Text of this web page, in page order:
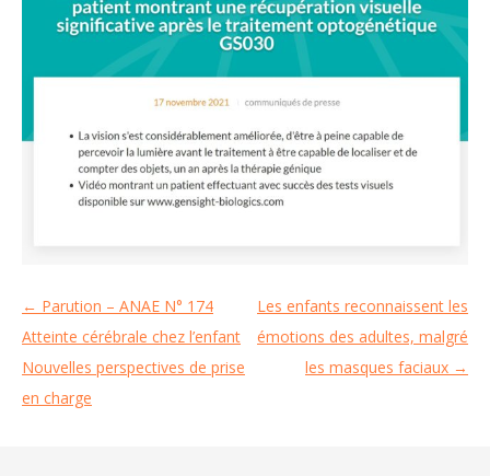
Navigation
des
articles
← Parution – ANAE N° 174
Atteinte cérébrale chez l’enfant
Nouvelles perspectives de prise
en charge
Les enfants reconnaissent les
émotions des adultes, malgré
les masques faciaux →